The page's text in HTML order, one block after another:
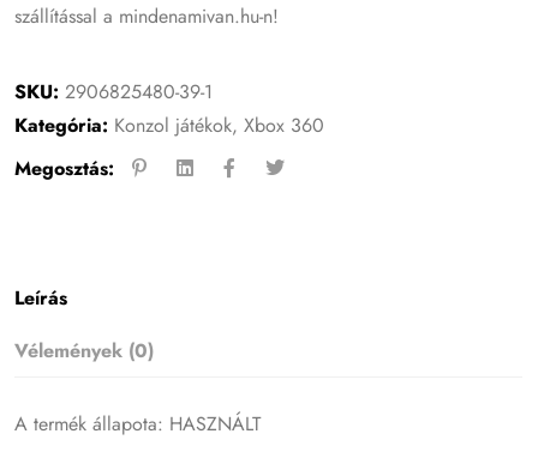
szállítással a mindenamivan.hu-n!
SKU:2906825480-39-1
Kategória: Konzol játékok,Xbox 360
Megosztás:
Leírás
Vélemények (0)
A termék állapota: HASZNÁLT